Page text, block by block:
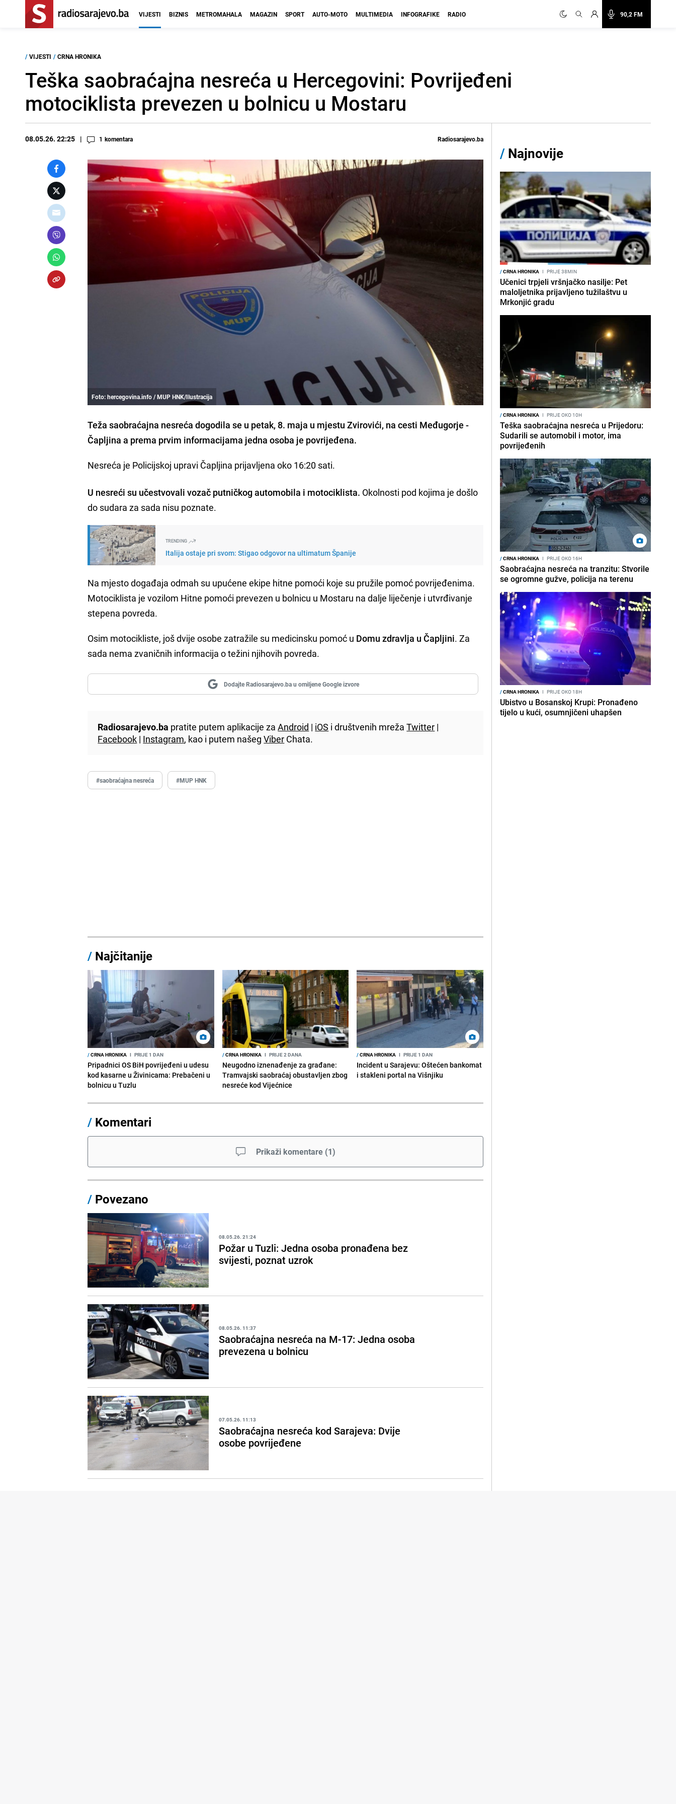
90,2 FM
VIJESTI BIZNIS METROMAHALA MAGAZIN SPORT AUTO-MOTO MULTIMEDIA INFOGRAFIKE RADIO
/ VIJESTI / CRNA HRONIKA
Teška saobraćajna nesreća u Hercegovini: Povrijeđeni
motociklista prevezen u bolnicu u Mostaru
08.05.26. 22:25 1 komentara Radiosarajevo.ba
Foto: hercegovina.info / MUP HNK/Ilustracija
Teža saobraćajna nesreća dogodila se u petak, 8. maja u mjestu Zvirovići, na cesti Međugorje -
Čapljina a prema prvim informacijama jedna osoba je povrijeđena.
Nesreća je Policijskoj upravi Čapljina prijavljena oko 16:20 sati.
U nesreći su učestvovali vozač putničkog automobila i motociklista. Okolnosti pod kojima je došlo
do sudara za sada nisu poznate.
TRENDING
Italija ostaje pri svom: Stigao odgovor na ultimatum Španije
Na mjesto događaja odmah su upućene ekipe hitne pomoći koje su pružile pomoć povrijeđenima.
Motociklista je vozilom Hitne pomoći prevezen u bolnicu u Mostaru na dalje liječenje i utvrđivanje
stepena povreda.
Osim motocikliste, još dvije osobe zatražile su medicinsku pomoć u Domu zdravlja u Čapljini. Za
sada nema zvaničnih informacija o težini njihovih povreda.
Dodajte Radiosarajevo.ba u omiljene Google izvore
Radiosarajevo.ba pratite putem aplikacije zaAndroid | iOS i društvenih mrežaTwitter |
Facebook | Instagram, kao i putem našegViber Chata.
#saobraćajna nesreća #MUP HNK
/ Najčitanije
/CRNA HRONIKA I PRIJE 1 DAN
Pripadnici OS BiH povrijeđeni u udesu
kod kasarne u Živinicama: Prebačeni u
bolnicu u Tuzlu
/CRNA HRONIKA I PRIJE 2 DANA
Neugodno iznenađenje za građane:
Tramvajski saobraćaj obustavljen zbog
nesreće kod Vijećnice
/CRNA HRONIKA I PRIJE 1 DAN
Incident u Sarajevu: Oštećen bankomat
i stakleni portal na Višnjiku
/ Komentari
Prikaži komentare (1)
/ Povezano
08.05.26. 21:24
Požar u Tuzli: Jedna osoba pronađena bez
svijesti, poznat uzrok
08.05.26. 11:37
Saobraćajna nesreća na M-17: Jedna osoba
prevezena u bolnicu
07.05.26. 11:13
Saobraćajna nesreća kod Sarajeva: Dvije
osobe povrijeđene
/ Najnovije
/CRNA HRONIKA I PRIJE 38MIN
Učenici trpjeli vršnjačko nasilje: Pet
maloljetnika prijavljeno tužilaštvu u
Mrkonjić gradu
/CRNA HRONIKA I PRIJE OKO 10H
Teška saobraćajna nesreća u Prijedoru:
Sudarili se automobil i motor, ima
povrijeđenih
/CRNA HRONIKA I PRIJE OKO 16H
Saobraćajna nesreća na tranzitu: Stvorile
se ogromne gužve, policija na terenu
/CRNA HRONIKA I PRIJE OKO 18H
Ubistvo u Bosanskoj Krupi: Pronađeno
tijelo u kući, osumnjičeni uhapšen